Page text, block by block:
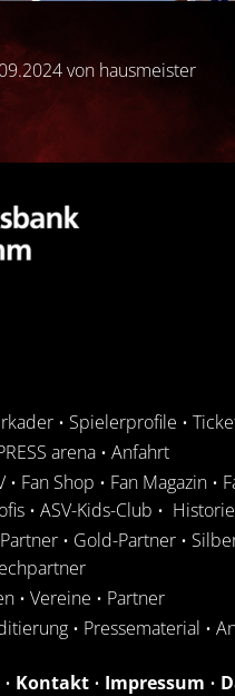
von hausmeister
• Spielerprofile •
arena • Anfahrt
• Fan Shop • Fan Magazin •
• ASV-Kids-Club • Historie
• Gold-Partner •
• Vereine • Partner
• Pressematerial •
• Kontakt • Impressum •